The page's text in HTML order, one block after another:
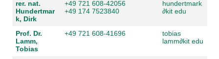
rer. nat.
Hundertmar
k, Dirk
+49 721 608-42056
+49 174 7523840
hundertmark
∂kit edu
Prof. Dr.
Lamm,
Tobias
+49 721 608-41696
tobias
lamm∂kit edu